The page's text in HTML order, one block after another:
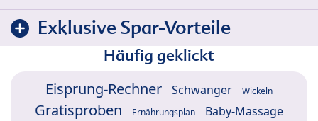
Exklusive Spar-Vorteile
Häufig geklickt
Eisprung-Rechner Schwanger Wickeln
Gratisproben Ernährungsplan Baby-Massage